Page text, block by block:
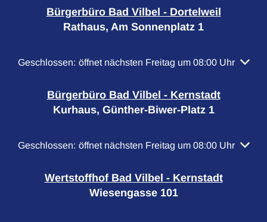
Bürgerbüro Bad Vilbel - Dortelweil
Rathaus, Am Sonnenplatz 1
Klicken, um weitere Öffnungs- oder Schließzeiten
Geschlossen: öffnet nächsten Freitag um 08:00 Uhr
Bürgerbüro Bad Vilbel - Kernstadt
Kurhaus, Günther-Biwer-Platz 1
Klicken, um weitere Öffnungs- oder Schließzeiten
Geschlossen: öffnet nächsten Freitag um 08:00 Uhr
Wertstoffhof Bad Vilbel - Kernstadt
Wiesengasse 101